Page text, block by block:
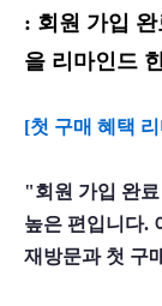
: 회원 가입
을 리마인드
[첫 구매 혜택
"회원 가입 완
높은 편입니다.
재방문과 첫 구